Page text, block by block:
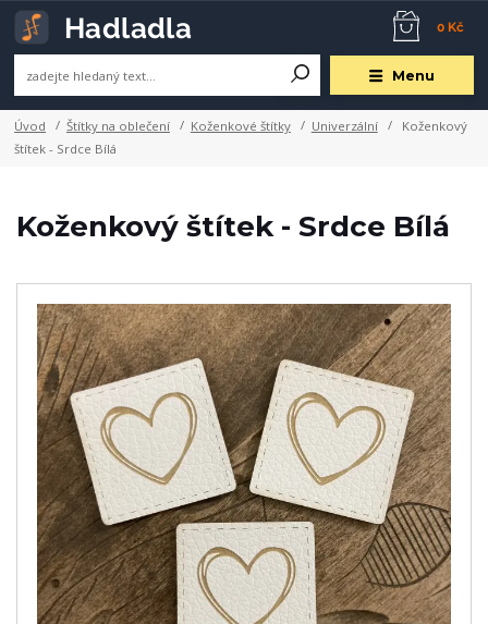
Menu
0 Kč
Úvod Štítky na oblečení Koženkové štítky Univerzální
Koženkový
štítek - Srdce Bílá
Koženkový štítek - Srdce Bílá